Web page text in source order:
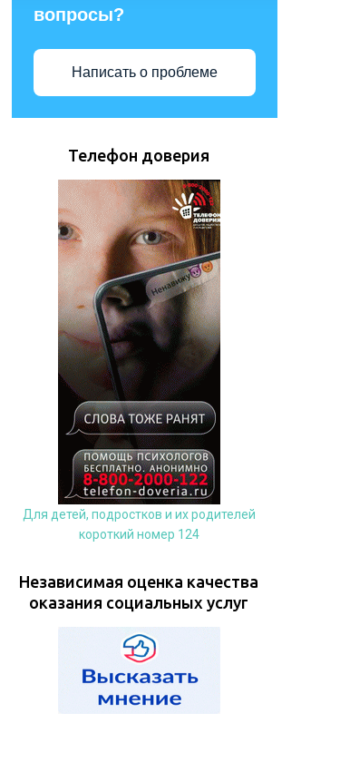
вопросы?
Написать о проблеме
Телефон доверия
Для детей, подростков и их родителей
короткий номер 124
Независимая оценка качества
оказания социальных услуг